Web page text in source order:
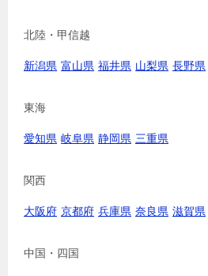
北陸・甲信越
新潟県 富山県 福井県 山梨県 長野県
東海
愛知県 岐阜県 静岡県 三重県
関西
大阪府 京都府 兵庫県 奈良県 滋賀県
中国・四国